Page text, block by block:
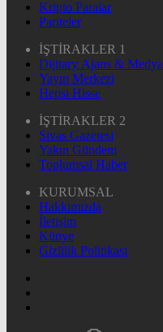
Kripto Paralar
Pariteler
İŞTİRAKLER 1
Dijitary Ajans & Medya
Yayın Merkezi
Hepsi Hisse
İŞTİRAKLER 2
Sivas Gazetesi
Yakın Gündem
Toplumsal Haber
KURUMSAL
Hakkımızda
İletişim
Künye
Gizlilik Politikası